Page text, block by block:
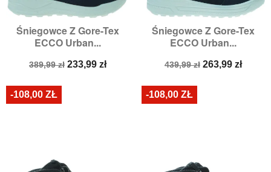
Śniegowce Z Gore-Tex
ECCO Urban...
Cena
389,99 zł Cena
233,99 zł
Śniegowce Z Gore-Tex
ECCO Urban...
Cena
439,99 zł Cena
263,99 zł
-108,00 ZŁ -108,00 ZŁ